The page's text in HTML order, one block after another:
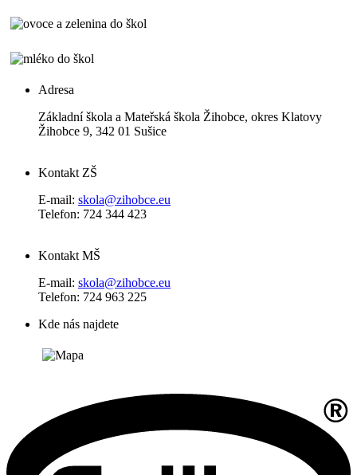
Adresa
Základní škola a Mateřská škola Žihobce, okres Klatovy
Žihobce 9, 342 01 Sušice
Kontakt ZŠ
E-mail: skola@zihobce.eu
Telefon: 724 344 423
Kontakt MŠ
E-mail: skola@zihobce.eu
Telefon: 724 963 225
Kde nás najdete